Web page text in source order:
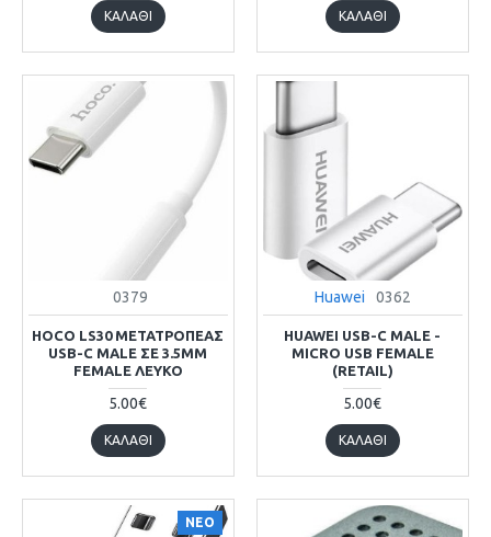
ΚΑΛΆΘΙ ΚΑΛΆΘΙ
0379
HOCO LS30 ΜΕΤΑΤΡΟΠΈΑΣ
USB-C MALE ΣΕ 3.5MM
FEMALE ΛΕΥΚΌ
5.00€
ΚΑΛΆΘΙ
Huawei 0362
HUAWEI USB-C MALE -
MICRO USB FEMALE
(RETAIL)
5.00€
ΚΑΛΆΘΙ
ΝΕΟ